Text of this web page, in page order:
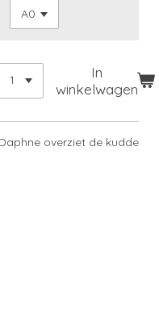
In
winkelwagen
Daphne overziet de kudde